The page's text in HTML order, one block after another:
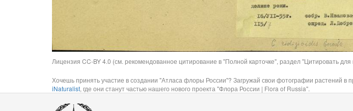
Лицензия CC-BY 4.0 (см. рекомендованное цитирование в "Полной карточке", раздел "Цитировать для
Хочешь принять участие в создании "Атласа флоры России"? Загружай свои фотографии растений в
iNaturalist, где они станут частью нашего нового проекта "Флора России | Flora of Russia".